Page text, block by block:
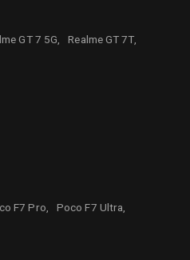
GT 7 5G,
Realme GT 7T,
F7 Pro,
Poco F7 Ultra,